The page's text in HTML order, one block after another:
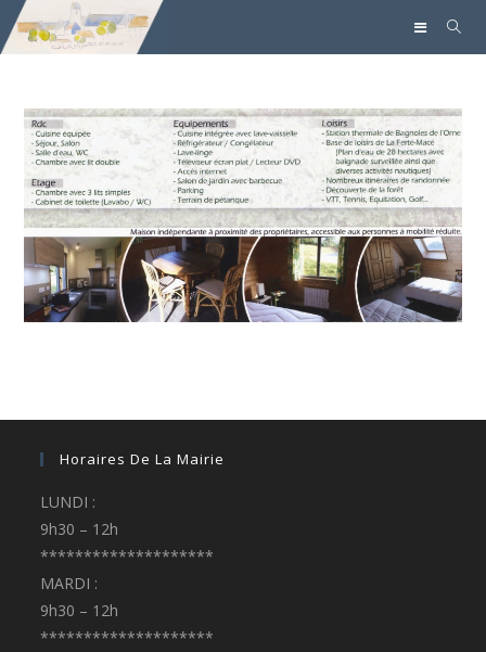
Horaires De La Mairie
LUNDI :
9h30 – 12h
********************
MARDI :
9h30 – 12h
********************